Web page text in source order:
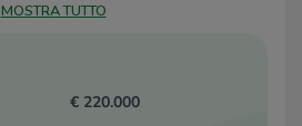
MOSTRA TUTTO
€ 220.000